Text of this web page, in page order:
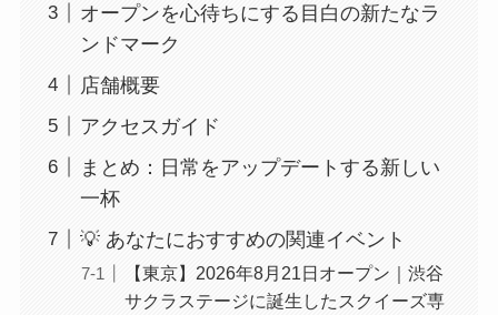
オープンを心待ちにする目白の新たなラ
ンドマーク
店舗概要
アクセスガイド
まとめ：日常をアップデートする新しい
一杯
💡 あなたにおすすめの関連イベント
【東京】2026年8月21日オープン｜渋谷
サクラステージに誕生したスクイーズ専